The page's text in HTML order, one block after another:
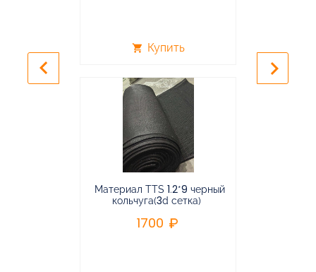
shopping_cart Купить
Материал TTS 1.2*9 черный
кольчуга(3d сетка)
1700
keyboard_arrow_left keyboard_arrow_right